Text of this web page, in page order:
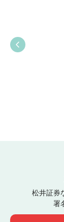
松井証券
署